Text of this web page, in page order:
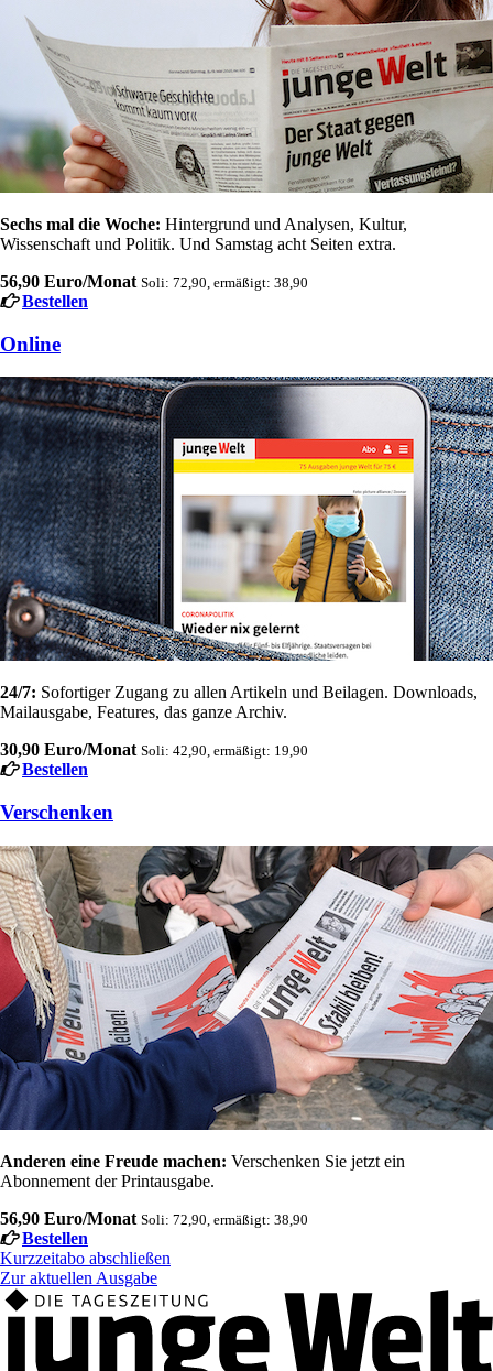
Sechs mal die Woche: Hintergrund und Analysen, Kultur,
Wissenschaft und Politik. Und Samstag acht Seiten extra.
56,90 Euro/Monat Soli: 72,90, ermäßigt: 38,90
Bestellen
Online
24/7: Sofortiger Zugang zu allen Artikeln und Beilagen. Downloads,
Mailausgabe, Features, das ganze Archiv.
30,90 Euro/Monat Soli: 42,90, ermäßigt: 19,90
Bestellen
Verschenken
Anderen eine Freude machen: Verschenken Sie jetzt ein
Abonnement der Printausgabe.
56,90 Euro/Monat Soli: 72,90, ermäßigt: 38,90
Bestellen
Kurzzeitabo abschließen
Zur aktuellen Ausgabe